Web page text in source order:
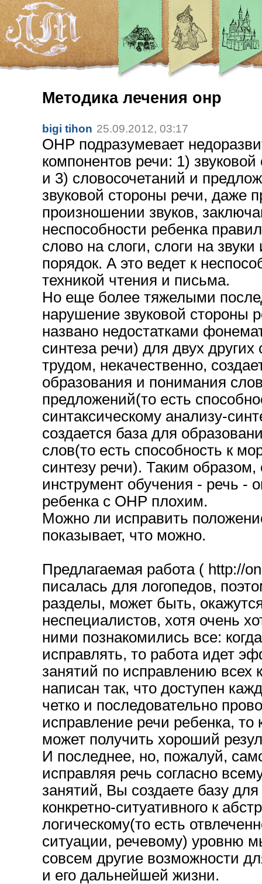
Методика лечения онр
bigi tihon 25.09.2012, 03:17
ОНР подразумевает
компонентов речи: 1)
и 3) словосочетаний и
звуковой стороны речи, даже
произношении звуков,
неспособности ребенка
слово на слоги, слоги на
порядок. А это ведет к
техникой чтения и письма.
Но еще более тяжелыми
нарушение звуковой стороны
названо недостатками
синтеза речи) для двух
трудом, некачественно,
образования и понимания
предложений(то есть
синтаксическому анализу-
создается база для
слов(то есть способность к
синтезу речи). Таким образом,
инструмент обучения - речь -
ребенка с ОНР плохим.
Можно ли исправить
показывает, что можно.
Предлагаемая работа ( http://
писалась для логопедов,
разделы, может быть,
неспециалистов, хотя очень
ними познакомились все:
исправлять, то работа идет
занятий по исправлению всех
написан так, что доступен
четко и последовательно
исправление речи ребенка,
может получить хороший
И последнее, но, пожалуй,
исправляя речь согласно
занятий, Вы создаете базу
конкретно-ситуативного к
логическому(то есть
ситуации, речевому) уровню
совсем другие возможности
и его дальнейшей жизни.